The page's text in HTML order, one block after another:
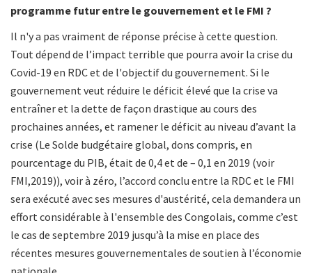
programme futur entre le gouvernement et le FMI ?
Il n'y a pas vraiment de réponse précise à cette question.
Tout dépend de l’impact terrible que pourra avoir la crise du
Covid-19 en RDC et de l'objectif du gouvernement. Si le
gouvernement veut réduire le déficit élevé que la crise va
entraîner et la dette de façon drastique au cours des
prochaines années, et ramener le déficit au niveau d’avant la
crise (Le Solde budgétaire global, dons compris, en
pourcentage du PIB, était de 0,4 et de – 0,1 en 2019 (voir
FMI,2019)), voir à zéro, l’accord conclu entre la RDC et le FMI
sera exécuté avec ses mesures d'austérité, cela demandera un
effort considérable à l'ensemble des Congolais, comme c’est
le cas de septembre 2019 jusqu’à la mise en place des
récentes mesures gouvernementales de soutien à l’économie